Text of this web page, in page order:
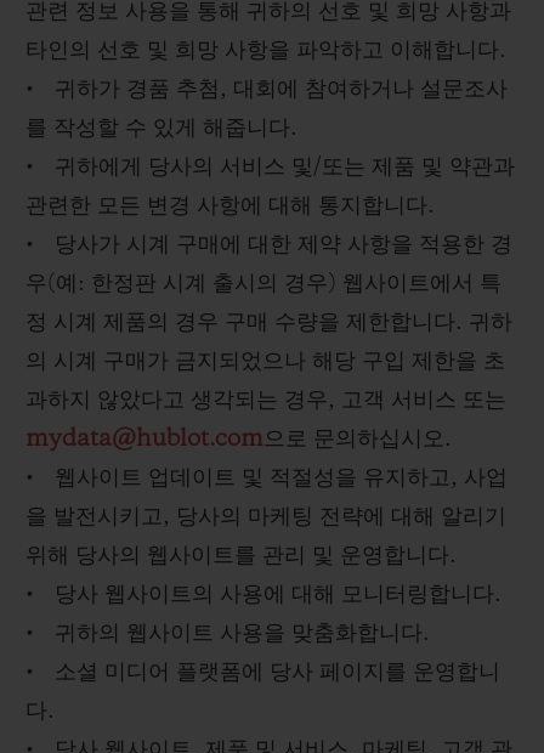
관련 정보 사용을 통해 귀하의 선호 및 희망 사항과
타인의 선호 및 희망 사항을 파악하고 이해합니다.
• 귀하가 경품 추첨, 대회에 참여하거나 설문조사
를 작성할 수 있게 해줍니다.
• 귀하에게 당사의 서비스 및/또는 제품 및 약관과
관련한 모든 변경 사항에 대해 통지합니다.
• 당사가 시계 구매에 대한 제약 사항을 적용한 경
우(예: 한정판 시계 출시의 경우) 웹사이트에서 특
정 시계 제품의 경우 구매 수량을 제한합니다. 귀하
의 시계 구매가 금지되었으나 해당 구입 제한을 초
과하지 않았다고 생각되는 경우, 고객 서비스 또는
mydata@hublot.com으로 문의하십시오.
• 웹사이트 업데이트 및 적절성을 유지하고, 사업
을 발전시키고, 당사의 마케팅 전략에 대해 알리기
위해 당사의 웹사이트를 관리 및 운영합니다.
• 당사 웹사이트의 사용에 대해 모니터링합니다.
• 귀하의 웹사이트 사용을 맞춤화합니다.
• 소셜 미디어 플랫폼에 당사 페이지를 운영합니
다.